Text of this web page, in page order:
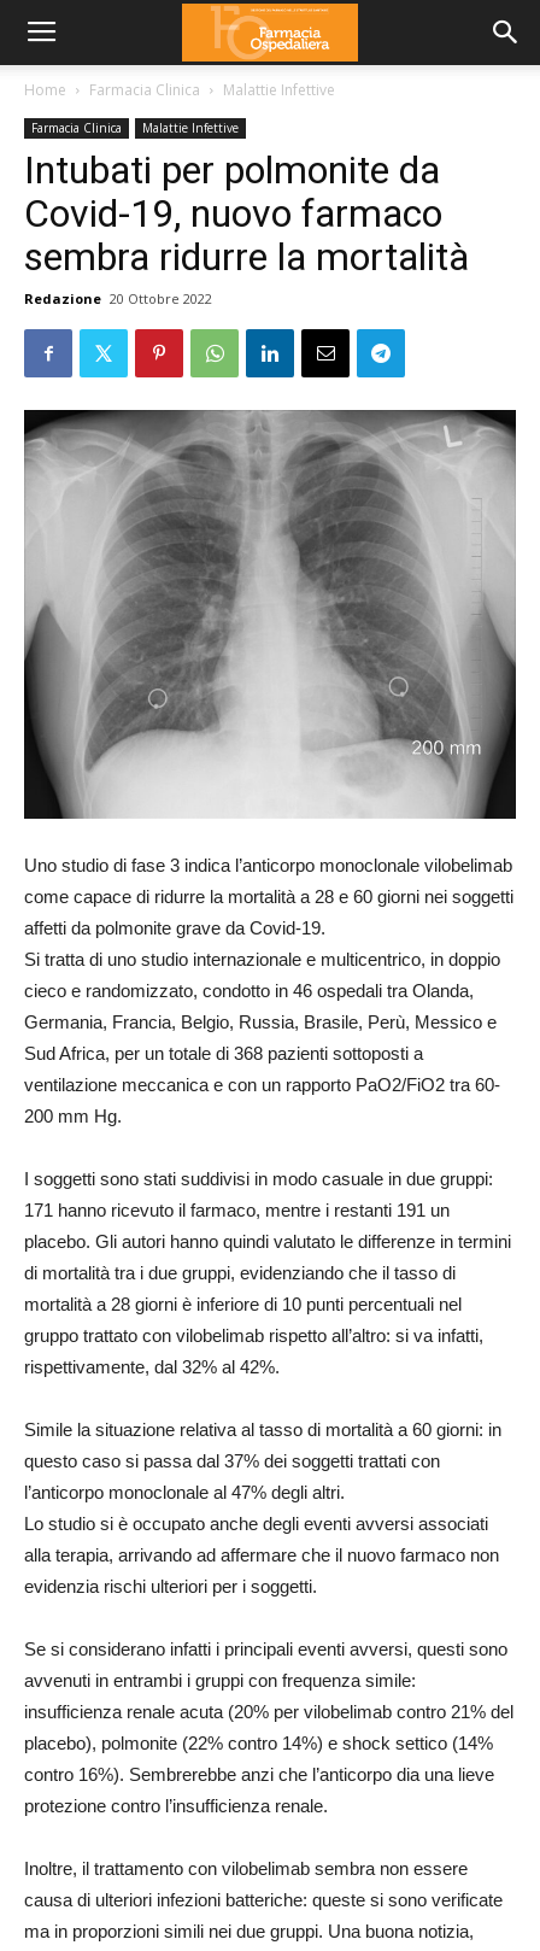
Home Farmacia Clinica Malattie Infettive
Farmacia Clinica Malattie Infettive
Intubati per polmonite da
Covid-19, nuovo farmaco
sembra ridurre la mortalità
Redazione 20 Ottobre 2022
Uno studio di fase 3 indica l’anticorpo monoclonale vilobelimab
come capace di ridurre la mortalità a 28 e 60 giorni nei soggetti
affetti da polmonite grave da Covid-19.
Si tratta di uno studio internazionale e multicentrico, in doppio
cieco e randomizzato, condotto in 46 ospedali tra Olanda,
Germania, Francia, Belgio, Russia, Brasile, Perù, Messico e
Sud Africa, per un totale di 368 pazienti sottoposti a
ventilazione meccanica e con un rapporto PaO2/FiO2 tra 60-
200 mm Hg.
I soggetti sono stati suddivisi in modo casuale in due gruppi:
171 hanno ricevuto il farmaco, mentre i restanti 191 un
placebo. Gli autori hanno quindi valutato le differenze in termini
di mortalità tra i due gruppi, evidenziando che il tasso di
mortalità a 28 giorni è inferiore di 10 punti percentuali nel
gruppo trattato con vilobelimab rispetto all’altro: si va infatti,
rispettivamente, dal 32% al 42%.
Simile la situazione relativa al tasso di mortalità a 60 giorni: in
questo caso si passa dal 37% dei soggetti trattati con
l’anticorpo monoclonale al 47% degli altri.
Lo studio si è occupato anche degli eventi avversi associati
alla terapia, arrivando ad affermare che il nuovo farmaco non
evidenzia rischi ulteriori per i soggetti.
Se si considerano infatti i principali eventi avversi, questi sono
avvenuti in entrambi i gruppi con frequenza simile:
insufficienza renale acuta (20% per vilobelimab contro 21% del
placebo), polmonite (22% contro 14%) e shock settico (14%
contro 16%). Sembrerebbe anzi che l’anticorpo dia una lieve
protezione contro l’insufficienza renale.
Inoltre, il trattamento con vilobelimab sembra non essere
causa di ulteriori infezioni batteriche: queste si sono verificate
ma in proporzioni simili nei due gruppi. Una buona notizia,